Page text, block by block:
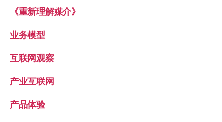
《重新理解媒介》
业务模型
互联网观察
产业互联网
产品体验